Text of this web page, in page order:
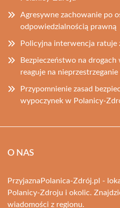
Agresywne zachowanie po
odpowiedzialnością prawną
Policyjna interwencja ratuje
Bezpieczeństwo na
reaguje na
Przypomnienie zasad
wypoczynek w Polanicy-
O NAS
PrzyjaznaPolanica-Zdrój.pl -
Polanicy-Zdroju i okolic.
wiadomości z regionu.